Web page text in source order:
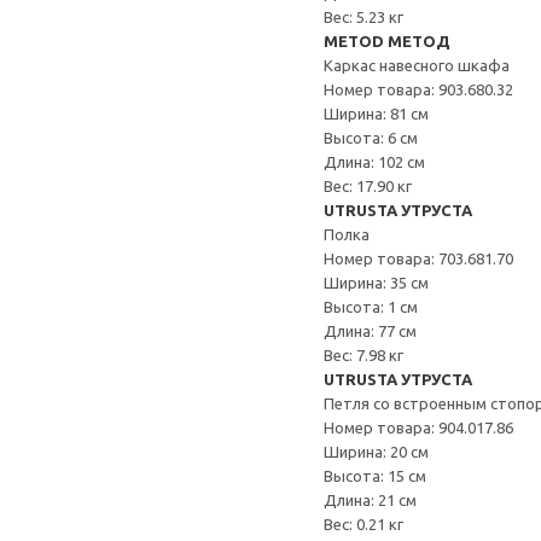
Вес: 5.23 кг
METOD МЕТОД
Каркас навесного шкафа
Номер товара: 903.680.32
Ширина: 81 см
Высота: 6 см
Длина: 102 см
Вес: 17.90 кг
UTRUSTA УТРУСТА
Полка
Номер товара: 703.681.70
Ширина: 35 см
Высота: 1 см
Длина: 77 см
Вес: 7.98 кг
UTRUSTA УТРУСТА
Петля со встроенным
Номер товара: 904.017.86
Ширина: 20 см
Высота: 15 см
Длина: 21 см
Вес: 0.21 кг